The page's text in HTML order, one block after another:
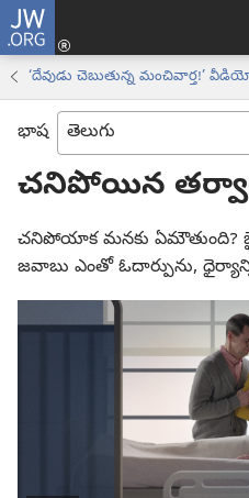
JW.ORG
‘దేవుడు చెబుతున్న మంచివార్త!’
భాష
చనిపోయిన
చనిపోయాక మనకు ఏమౌతుంది?
జవాబు ఎంతో ఓదార్పును, ధైర్యాన్ని